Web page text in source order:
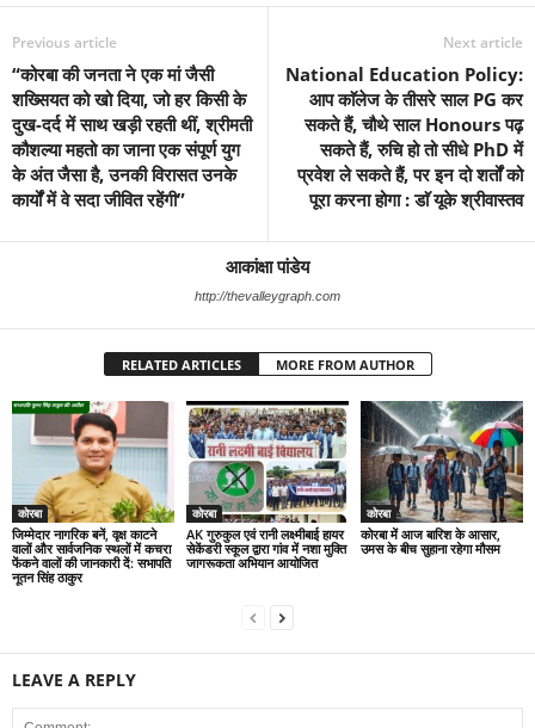
Previous article
“कोरबा की जनता ने एक मां जैसी
शख्सियत को खो दिया, जो हर किसी के
दुख-दर्द में साथ खड़ी रहती थीं, श्रीमती
कौशल्या महतो का जाना एक संपूर्ण युग
के अंत जैसा है, उनकी विरासत उनके
कार्यों में वे सदा जीवित रहेंगी”
Next article
National Education Policy:
आप काॅलेज के तीसरे साल PG कर
सकते हैं, चौथे साल Honours पढ़
सकते हैं, रुचि हो तो सीधे PhD में
प्रवेश ले सकते हैं, पर इन दो शर्तों को
पूरा करना होगा : डाॅ यूके श्रीवास्तव
आकांक्षा पांडेय
http://thevalleygraph.com
RELATED ARTICLES MORE FROM AUTHOR
कोरबा
जिम्मेदार नागरिक बनें, वृक्ष काटने
वालों और सार्वजनिक स्थलों में कचरा
फेंकने वालों की जानकारी दें: सभापति
नूतन सिंह ठाकुर
कोरबा
AK गुरुकुल एवं रानी लक्ष्मीबाई हायर
सेकेंडरी स्कूल द्वारा गांव में नशा मुक्ति
जागरूकता अभियान आयोजित
कोरबा
कोरबा में आज बारिश के आसार,
उमस के बीच सुहाना रहेगा मौसम
LEAVE A REPLY